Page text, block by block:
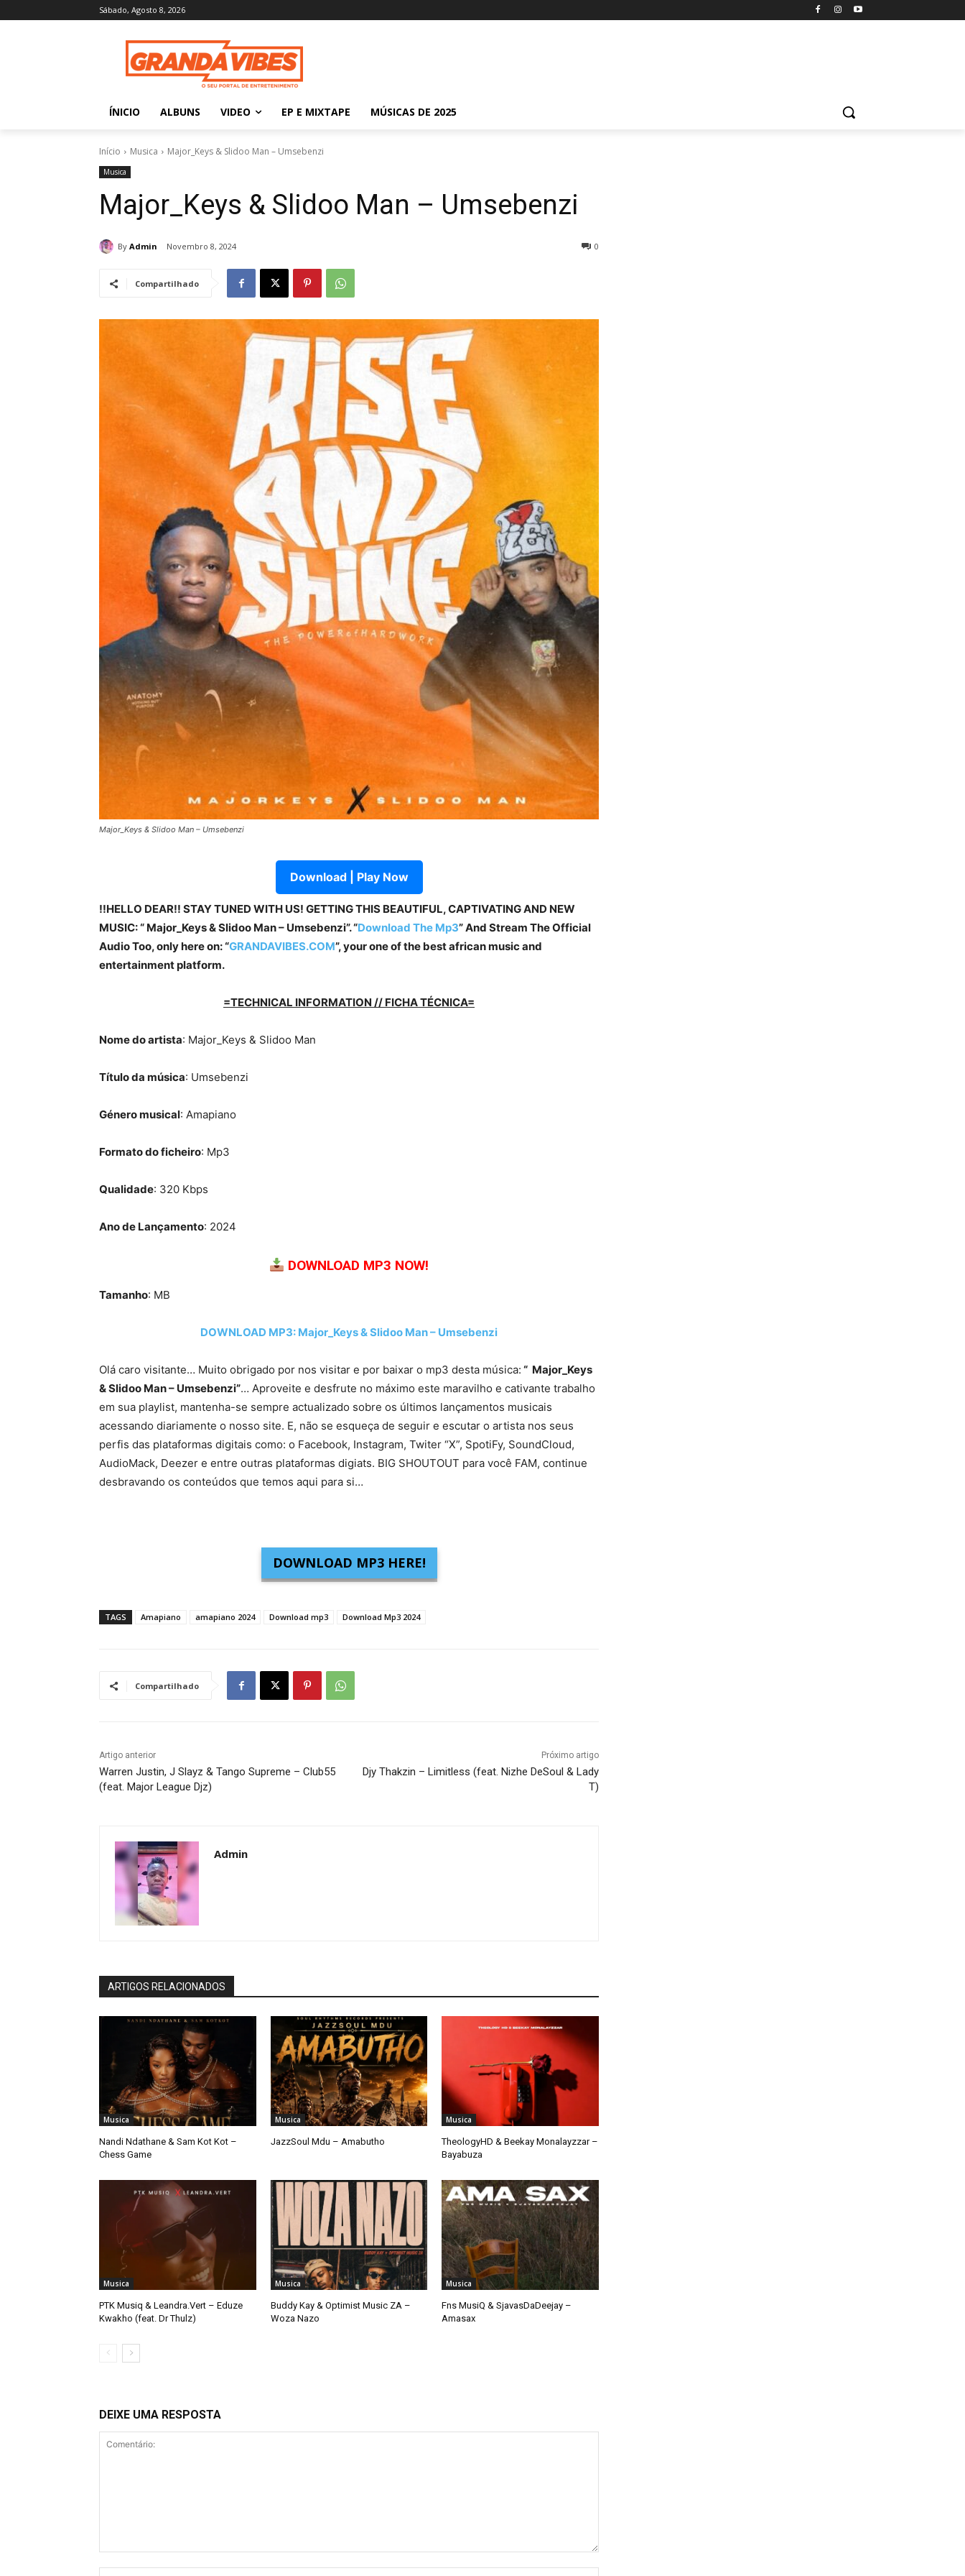
Sábado, Agosto 8, 2026
ÍNICIO ALBUNS VIDEO EP E MIXTAPE MÚSICAS DE 2025
Início Musica Major_Keys & Slidoo Man – Umsebenzi
Musica
Major_Keys & Slidoo Man – Umsebenzi
By Admin Novembro 8, 2024 0
Compartilhado
Major_Keys & Slidoo Man – Umsebenzi
Download | Play Now
!!HELLO DEAR!! STAY TUNED WITH US! GETTING THIS BEAUTIFUL, CAPTIVATING AND NEW
MUSIC: “ Major_Keys & Slidoo Man – Umsebenzi”. “Download The Mp3”And Stream The Official
Audio Too, only here on: “GRANDAVIBES.COM”, your one of the best african music and
entertainment platform.
=TECHNICAL INFORMATION // FICHA TÉCNICA=
Nome do artista: Major_Keys & Slidoo Man
Título da música: Umsebenzi
Género musical: Amapiano
Formato do ficheiro: Mp3
Qualidade: 320 Kbps
Ano de Lançamento: 2024
DOWNLOAD MP3 NOW!
Tamanho: MB
DOWNLOAD MP3: Major_Keys & Slidoo Man – Umsebenzi
Olá caro visitante… Muito obrigado por nos visitar e por baixar o mp3 desta música: “ Major_Keys
& Slidoo Man – Umsebenzi”… Aproveite e desfrute no máximo este maravilho e cativante trabalho
em sua playlist, mantenha-se sempre actualizado sobre os últimos lançamentos musicais
acessando diariamente o nosso site. E, não se esqueça de seguir e escutar o artista nos seus
perfis das plataformas digitais como: o Facebook, Instagram, Twiter “X”, SpotiFy, SoundCloud,
AudioMack, Deezer e entre outras plataformas digiats. BIG SHOUTOUT para você FAM, continue
desbravando os conteúdos que temos aqui para si…
DOWNLOAD MP3 HERE!
TAGS Amapiano amapiano 2024 Download mp3 Download Mp3 2024
Compartilhado
Artigo anterior
Warren Justin, J Slayz & Tango Supreme – Club55
(feat. Major League Djz)
Próximo artigo
Djy Thakzin – Limitless (feat. Nizhe DeSoul & Lady
T)
Admin
ARTIGOS RELACIONADOS
Musica
Nandi Ndathane & Sam Kot Kot –
Chess Game
Musica
JazzSoul Mdu – Amabutho
Musica
TheologyHD & Beekay Monalayzzar –
Bayabuza
Musica
PTK Musiq & Leandra.Vert – Eduze
Kwakho (feat. Dr Thulz)
Musica
Buddy Kay & Optimist Music ZA –
Woza Nazo
Musica
Fns MusiQ & SjavasDaDeejay –
Amasax
DEIXE UMA RESPOSTA